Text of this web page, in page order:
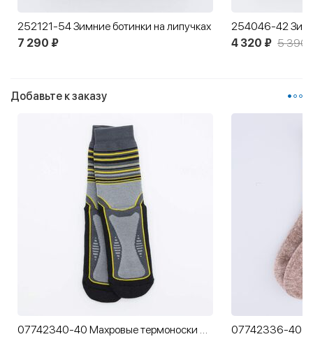
252121-54 Зимние ботинки на липучках
7 290 ₽
4 320 ₽ 5 390
Добавьте к заказу
07742340-40 Махровые термоноски MF Хайтек